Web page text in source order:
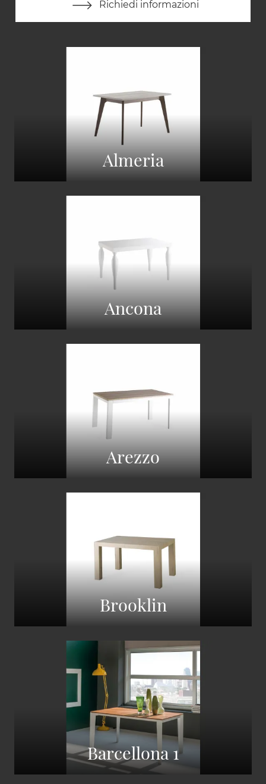
Almeria
Ancona
Arezzo
Brooklin
Barcellona 1
Richiedi informazioni